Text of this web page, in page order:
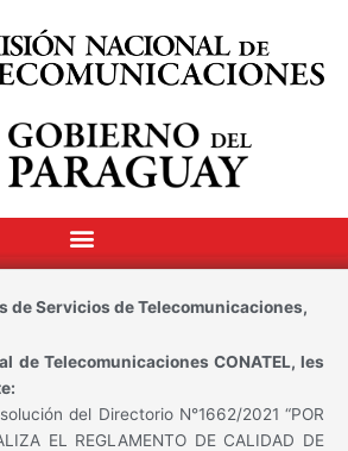
de Servicios de Telecomunicaciones,
de Telecomunicaciones CONATEL, les
del Directorio N°1662/2021 “POR
EL REGLAMENTO DE CALIDAD DE